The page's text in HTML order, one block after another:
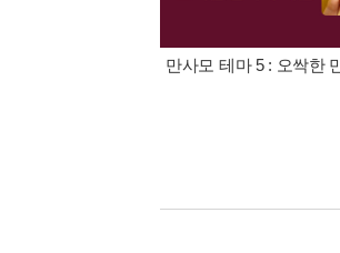
만사모 테마 5 : 오싹한